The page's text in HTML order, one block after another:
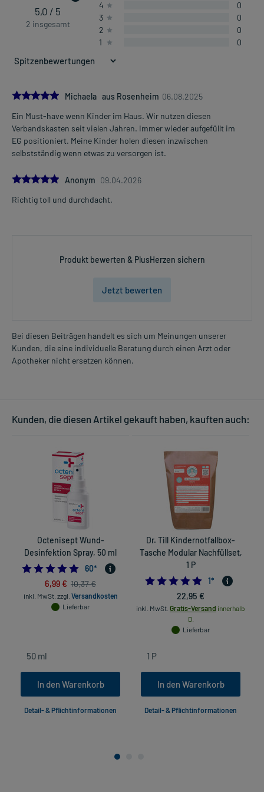
5,0 / 5
2 insgesamt
4
0
3
0
2
0
1
0
5.0
Michaela aus Rosenheim 06.08.2025
Ein Must-have wenn Kinder im Haus. Wir nutzen diesen
Verbandskasten seit vielen Jahren. Immer wieder aufgefüllt im
EG positioniert. Meine Kinder holen diesen inzwischen
selbstständig wenn etwas zu versorgen ist.
5.0Anonym 09.04.2026
Richtig toll und durchdacht.
Produkt bewerten & PlusHerzen sichern
Jetzt bewerten
Bei diesen Beiträgen handelt es sich um Meinungen unserer
Kunden, die eine individuelle Beratung durch einen Arzt oder
Apotheker nicht ersetzen können.
Kunden, die diesen Artikel gekauft haben, kauften auch:
Octenisept Wund-
Desinfektion Spray, 50 ml
4.966666666666667
60*
6,99 € 10,37 €
inkl. MwSt. zzgl. Versandkosten
Lieferbar
In den Warenkorb
Detail- & Pflichtinformationen
Dr. Till Kindernotfallbox-
Tasche Modular Nachfüllset,
1 P
5.0
1*
22,95 €
inkl. MwSt. Gratis-Versand innerhalb
D.
Lieferbar
In den Warenkorb
Detail- & Pflichtinformationen